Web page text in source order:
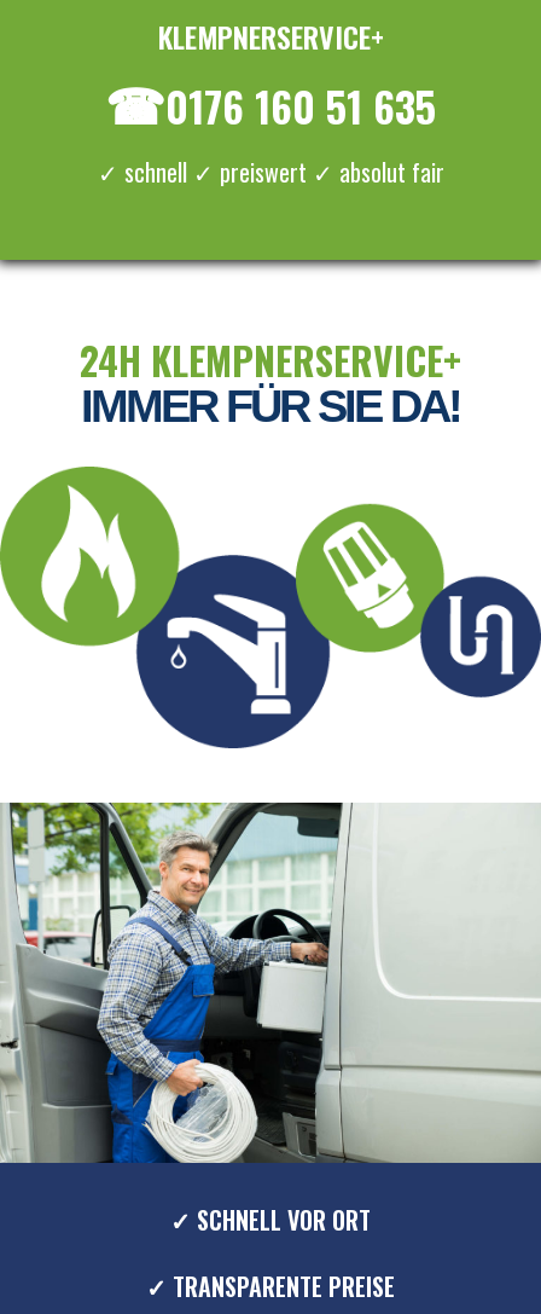
KLEMPNERSERVICE+
☎0176 160 51 635
✓ schnell ✓ preiswert ✓ absolut fair
24H KLEMPNERSERVICE+
IMMER FÜR SIE DA!
✓ SCHNELL VOR ORT
✓ TRANSPARENTE PREISE